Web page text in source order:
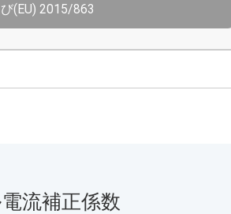
(EU) 2015/863
流補正係数